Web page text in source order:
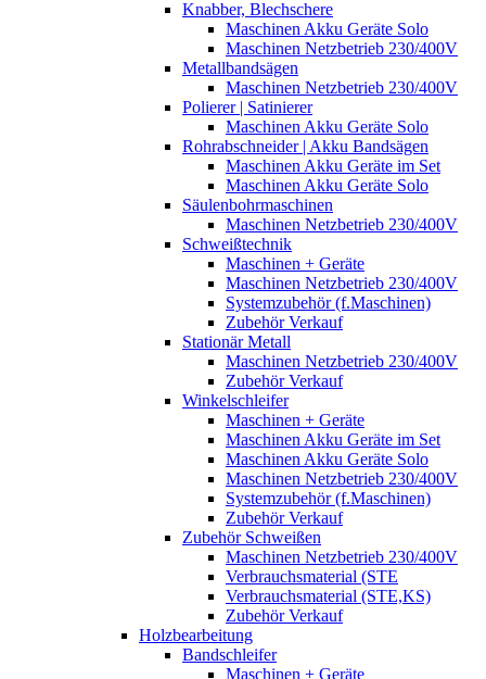
Knabber, Blechschere
Maschinen Akku Geräte Solo
Maschinen Netzbetrieb 230/400V
Metallbandsägen
Maschinen Netzbetrieb 230/400V
Polierer | Satinierer
Maschinen Akku Geräte Solo
Rohrabschneider | Akku Bandsägen
Maschinen Akku Geräte im Set
Maschinen Akku Geräte Solo
Säulenbohrmaschinen
Maschinen Netzbetrieb 230/400V
Schweißtechnik
Maschinen + Geräte
Maschinen Netzbetrieb 230/400V
Systemzubehör (f.Maschinen)
Zubehör Verkauf
Stationär Metall
Maschinen Netzbetrieb 230/400V
Zubehör Verkauf
Winkelschleifer
Maschinen + Geräte
Maschinen Akku Geräte im Set
Maschinen Akku Geräte Solo
Maschinen Netzbetrieb 230/400V
Systemzubehör (f.Maschinen)
Zubehör Verkauf
Zubehör Schweißen
Maschinen Netzbetrieb 230/400V
Verbrauchsmaterial (STE
Verbrauchsmaterial (STE,KS)
Zubehör Verkauf
Holzbearbeitung
Bandschleifer
Maschinen + Geräte